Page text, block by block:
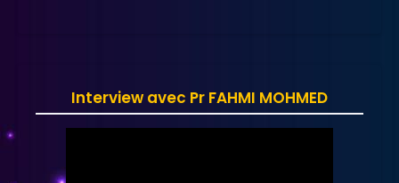
Interview avec Pr FAHMI MOHMED